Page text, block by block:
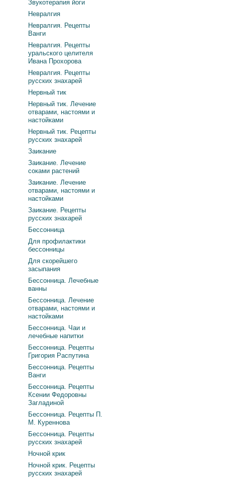
Звукотерапия йоги
Невралгия
Невралгия. Рецепты
Ванги
Невралгия. Рецепты
уральского целителя
Ивана Прохорова
Невралгия. Рецепты
русских знахарей
Нервный тик
Нервный тик. Лечение
отварами, настоями и
настойками
Нервный тик. Рецепты
русских знахарей
Заикание
Заикание. Лечение
соками растений
Заикание. Лечение
отварами, настоями и
настойками
Заикание. Рецепты
русских знахарей
Бессонница
Для профилактики
бессонницы
Для скорейшего
засыпания
Бессонница. Лечебные
ванны
Бессонница. Лечение
отварами, настоями и
настойками
Бессонница. Чаи и
лечебные напитки
Бессонница. Рецепты
Григория Распутина
Бессонница. Рецепты
Ванги
Бессонница. Рецепты
Ксении Федоровны
Загладиной
Бессонница. Рецепты П.
М. Куреннова
Бессонница. Рецепты
русских знахарей
Ночной крик
Ночной крик. Рецепты
русских знахарей